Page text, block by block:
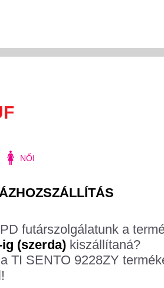
NŐI
futárszolgálatunk a
(szerda) kiszállítaná?
TI SENTO 9228ZY